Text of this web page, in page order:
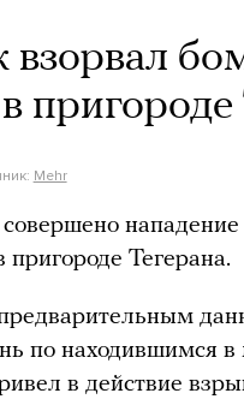
пригороде
Mehr
Тегерана.
по находившимся в
в действие